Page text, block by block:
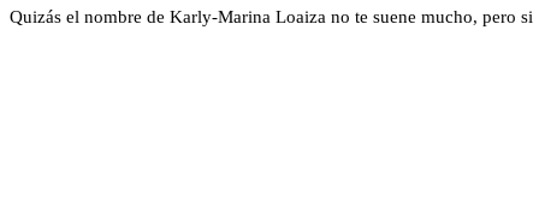
Quizás el nombre de Karly-Marina Loaiza no te suene mucho, pero si